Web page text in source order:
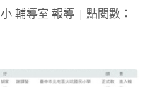
輔導室 報導
點閱數：